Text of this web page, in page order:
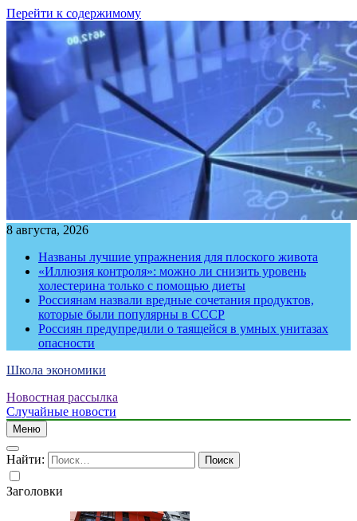
Перейти к содержимому
8 августа, 2026
Названы лучшие упражнения для плоского живота
«Иллюзия контроля»: можно ли снизить уровень
холестерина только с помощью диеты
Россиянам назвали вредные сочетания продуктов,
которые были популярны в СССР
Россиян предупредили о таящейся в умных унитазах
опасности
Школа экономики
Новостная рассылка
Случайные новости
Меню
Найти:
Заголовки